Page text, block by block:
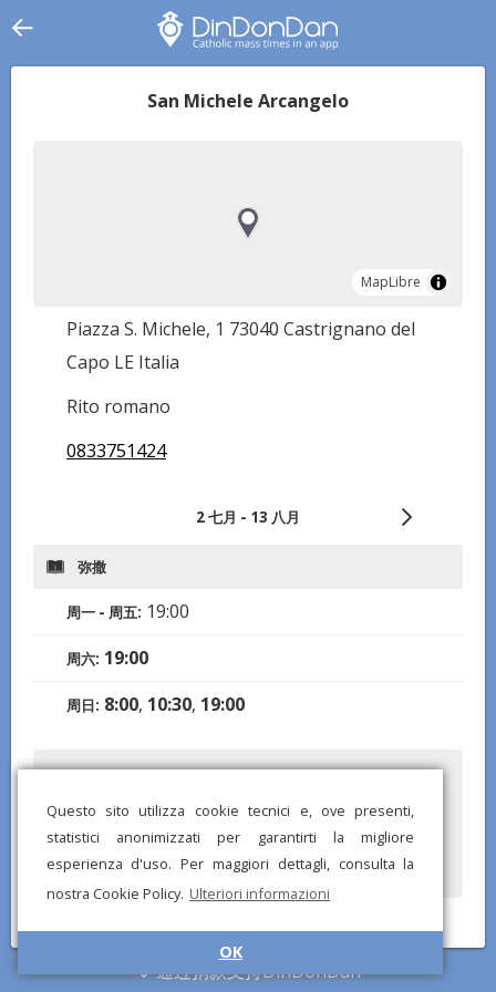
Questo sito utilizza cookie tecnici e, ove presenti,
statistici anonimizzati per garantirti la migliore
esperienza d'uso. Per maggiori dettagli, consulta la
nostra Cookie Policy. Ulteriori informazioni
OK
San Michele Arcangelo
MapLibre
MapLibre
Piazza S. Michele, 1 73040 Castrignano del
Capo LE Italia
Rito romano
0833751424
2 七月 - 13 八月
弥撒
周一 - 周五: 19:00
周六: 19:00
周日: 8:00, 10:30, 19:00
© DinDonDan应用 2026 –隐私政策–添加到您的网站
通过捐款支持DinDonDan